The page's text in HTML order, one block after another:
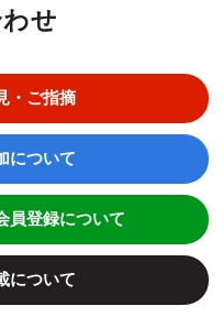
せ
・ご指摘
について
員登録について
について